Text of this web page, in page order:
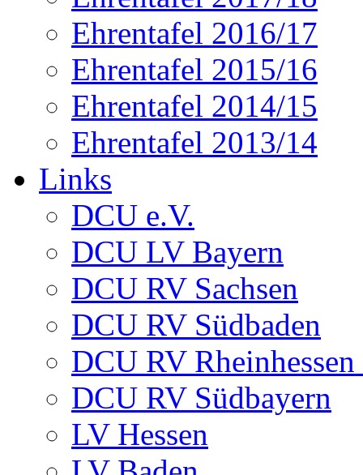
Ehrentafel 2016/17
Ehrentafel 2015/16
Ehrentafel 2014/15
Ehrentafel 2013/14
Links
DCU e.V.
DCU LV Bayern
DCU RV Sachsen
DCU RV Südbaden
DCU RV
DCU RV Südbayern
LV Hessen